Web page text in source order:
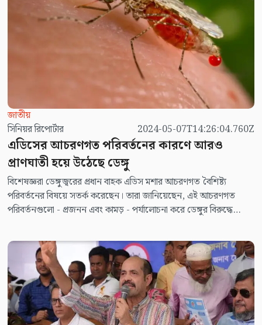
জাতীয়
সিনিয়র রিপোর্টার
2024-05-07T14:26:04.760Z
এডিসের আচরণগত পরিবর্তনের কারণে আরও
প্রাণঘাতী হয়ে উঠেছে ডেঙ্গু
বিশেষজ্ঞরা ডেঙ্গুজ্বরের প্রধান বাহক এডিস মশার আচরণগত বৈশিষ্ট্য
পরিবর্তনের বিষয়ে সতর্ক করেছেন। তারা জানিয়েছেন, এই আচরণগত
পরিবর্তনগুলো - প্রজনন এবং কামড় - পর্যালোচনা করে ডেঙ্গুর বিরুদ্ধে